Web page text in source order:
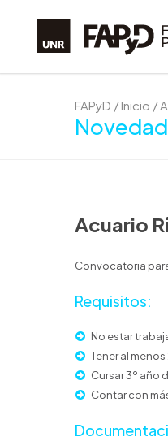
FAPyD / Inicio /
Acuario
Convocatoria
Requisitos:
No estar
Tener al
Cursar 3º año
Contar con